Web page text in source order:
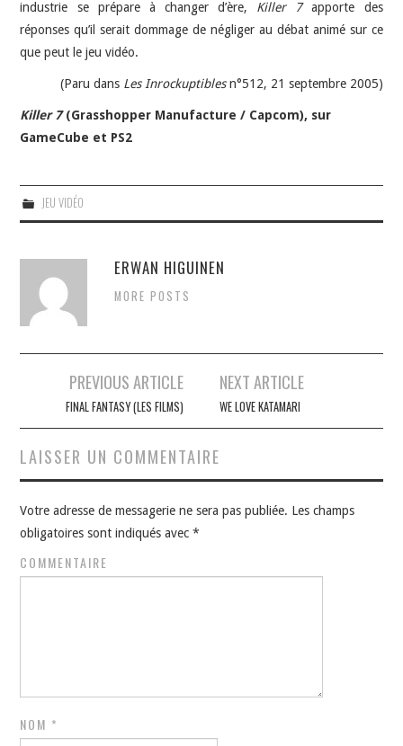
industrie se prépare à changer d’ère, Killer 7apporte des
réponses qu’il serait dommage de négliger au débat animé sur ce
que peut le jeu vidéo.
(Paru dans Les Inrockuptiblesn°512, 21 septembre 2005)
Killer 7(Grasshopper Manufacture / Capcom), sur
GameCube et PS2
JEU VIDÉO
ERWAN HIGUINEN
MORE POSTS
Navigation
articles
PREVIOUS ARTICLE
FINAL FANTASY (LES FILMS)
NEXT ARTICLE
WE LOVE KATAMARI
LAISSER UN COMMENTAIRE
Votre adresse de messagerie ne sera pas publiée. Les champs
obligatoires sont indiqués avec*
COMMENTAIRE
NOM *